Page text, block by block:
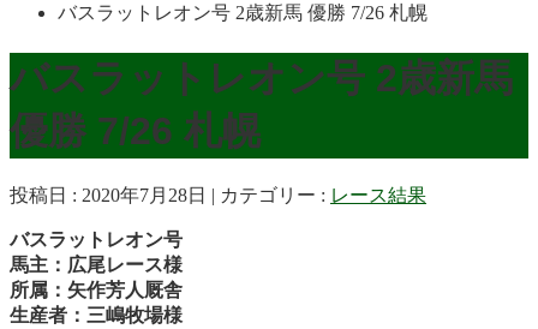
バスラットレオン号 2歳新馬 優勝 7/26 札幌
バスラットレオン号 2歳新馬
優勝 7/26 札幌
投稿日 : 2020年7月28日 カテゴリー : レース結果
バスラットレオン号
馬主：広尾レース様
所属：矢作芳人厩舎
生産者：三嶋牧場様